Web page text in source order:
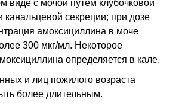
виде с мочой путем клубочковой
канальцевой секреции; при дозе
амоксициллина в моче
300 мкг/мл. Некоторое
определяется в кале.
и лиц пожилого возраста
более длительным.